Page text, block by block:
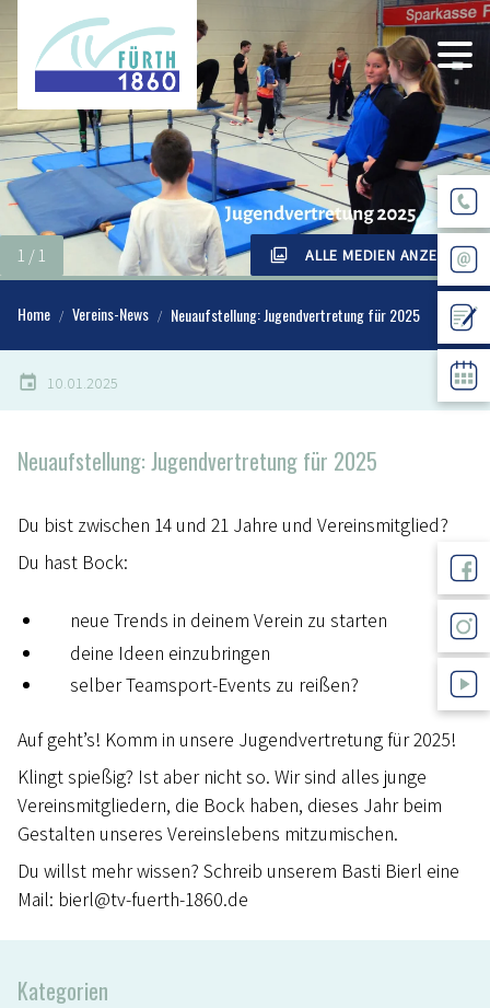
ALLE MEDIEN ANZEIGEN
Home Vereins-News Neuaufstellung: Jugendvertretung für 2025
10.01.2025
Neuaufstellung: Jugendvertretung für 2025
Du bist zwischen 14 und 21 Jahre und Vereinsmitglied?
Du hast Bock:
neue Trends in deinem Verein zu starten
deine Ideen einzubringen
selber Teamsport-Events zu reißen?
Auf geht’s! Komm in unsere Jugendvertretung für 2025!
Klingt spießig? Ist aber nicht so. Wir sind alles junge
Vereinsmitgliedern, die Bock haben, dieses Jahr beim
Gestalten unseres Vereinslebens mitzumischen.
Du willst mehr wissen? Schreib unserem Basti Bierl eine
Mail: bierl@tv-fuerth-1860.de
Kategorien